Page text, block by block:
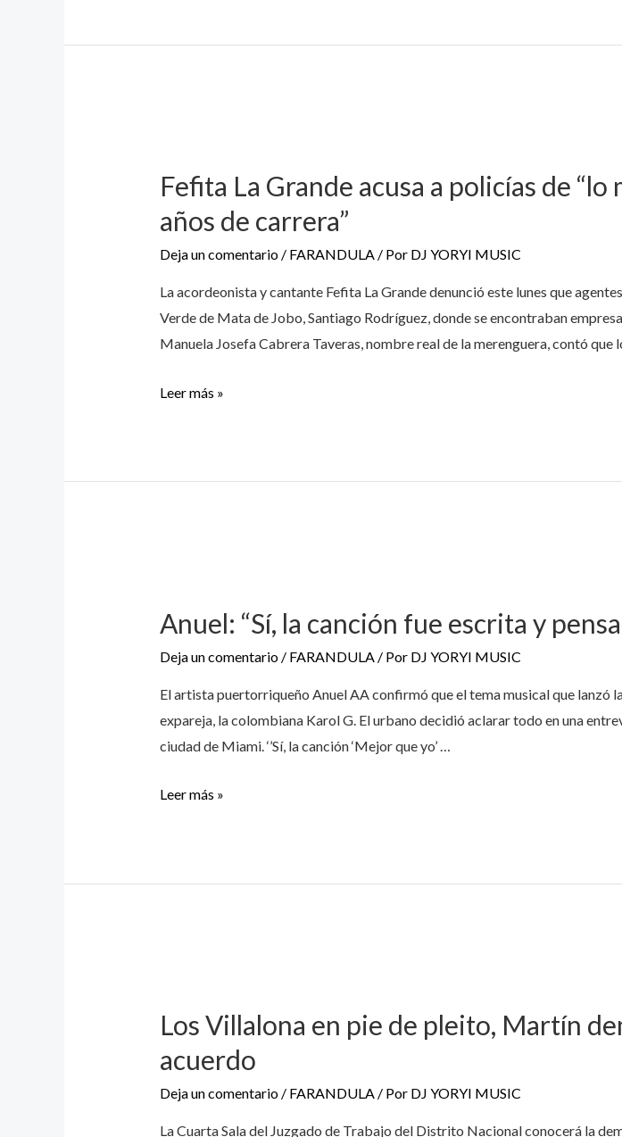
Fefita La Grande acusa a policías de
años de carrera”
Deja un comentario / FARANDULA/ Por DJ YORYI MUSIC
La acordeonista y cantante Fefita La Grande denunció este lunes que
Verde de Mata de Jobo, Santiago Rodríguez, donde se encontraban
Manuela Josefa Cabrera Taveras, nombre real de la merenguera, contó
Leer más »
Anuel: “Sí, la canción fue escrita y
Deja un comentario / FARANDULA / Por DJ YORYI MUSIC
El artista puertorriqueño Anuel AA confirmó que el tema musical que lanzó
expareja, la colombiana Karol G. El urbano decidió aclarar todo en una
ciudad de Miami. ‘’Sí, la canción ‘Mejor que yo’ …
Leer más »
Los Villalona en pie de pleito, Martín
acuerdo
Deja un comentario / FARANDULA/ Por DJ YORYI MUSIC
La Cuarta Sala del Juzgado de Trabajo del Distrito Nacional conocerá la